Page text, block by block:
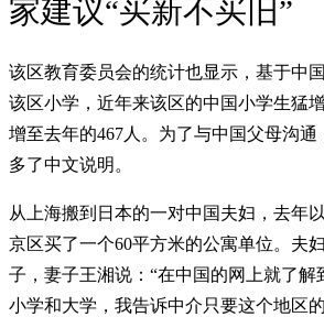
家建议“买新不买旧”
该区教育委员会的统计也显示，基于中
该区小学，近年来该区的中国小学生猛
增至去年的467人。为了与中国父母沟
多了中文说明。
从上海搬到日本的一对中国夫妇，去年
京区买了一个60平方米的公寓单位。夫
子，妻子王湘说：“在中国的网上就了解
小学和大学，我告诉中介只要这个地区